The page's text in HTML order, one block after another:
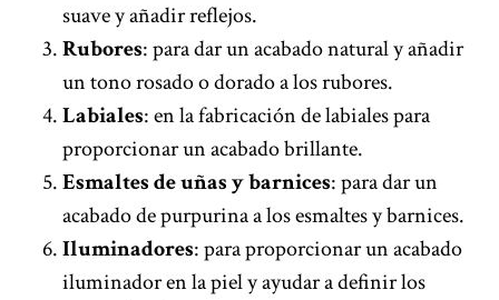
suave y añadir reflejos.
Rubores: para dar un acabado natural y añadir
un tono rosado o dorado a los rubores.
Labiales: en la fabricación de labiales para
proporcionar un acabado brillante.
Esmaltes de uñas y barnices: para dar un
acabado de purpurina a los esmaltes y barnices.
Iluminadores: para proporcionar un acabado
iluminador en la piel y ayudar a definir los